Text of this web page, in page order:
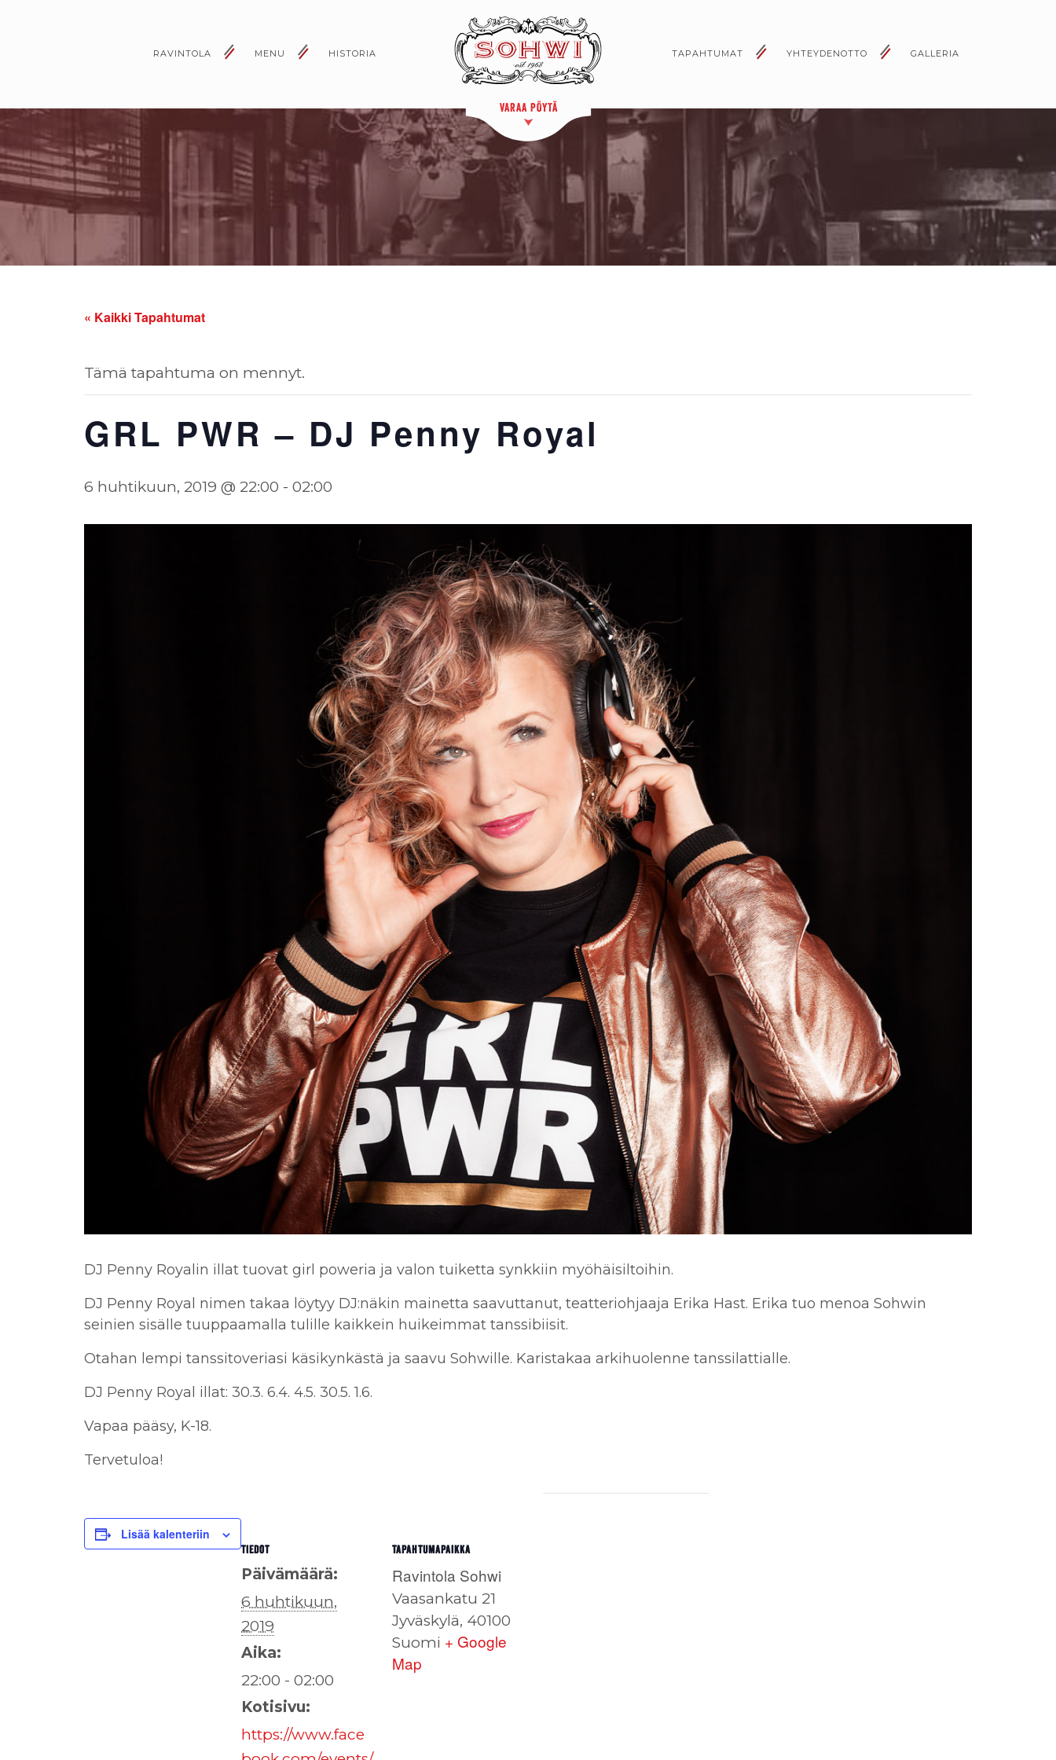
RAVINTOLA MENU HISTORIA TAPAHTUMAT YHTEYDENOTTO GALLERIA
VARAA PÖYTÄ
« Kaikki Tapahtumat
Tämä tapahtuma on mennyt.
GRL PWR – DJ Penny Royal
6 huhtikuun, 2019 @ 22:00 - 02:00
DJ Penny Royalin illat tuovat girl poweria ja valon tuiketta synkkiin myöhäisiltoihin.
DJ Penny Royal nimen takaa löytyy DJ:näkin mainetta saavuttanut, teatteriohjaaja Erika Hast. Erika tuo menoa Sohwin
seinien sisälle tuuppaamalla tulille kaikkein huikeimmat tanssibiisit.
Otahan lempi tanssitoveriasi käsikynkästä ja saavu Sohwille. Karistakaa arkihuolenne tanssilattialle.
DJ Penny Royal illat: 30.3. 6.4. 4.5. 30.5. 1.6.
Vapaa pääsy, K-18.
Tervetuloa!
Lisää kalenteriin
TIEDOT
Päivämäärä:
6 huhtikuun,
2019
Aika:
22:00 - 02:00
Kotisivu:
https://www.face
TAPAHTUMAPAIKKA
Ravintola Sohwi
Vaasankatu 21
Jyväskylä, 40100
Suomi + Google
Map